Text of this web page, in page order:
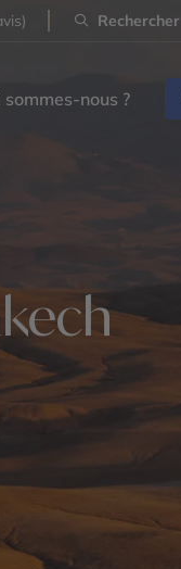
Rechercher
sommes-nous ?